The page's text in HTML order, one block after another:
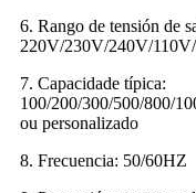
6. Rango de tensión de
220V/230V/240V/
7. Capacidade típica:
100/200/300/500/800/
ou personalizado
8. Frecuencia: 50/60HZ